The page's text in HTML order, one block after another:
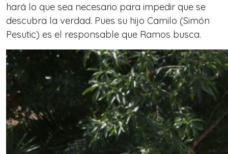
hará lo que sea necesario para impedir que se
descubra la verdad. Pues su hijo Camilo (Simón
Pesutic) es el responsable que Ramos busca.